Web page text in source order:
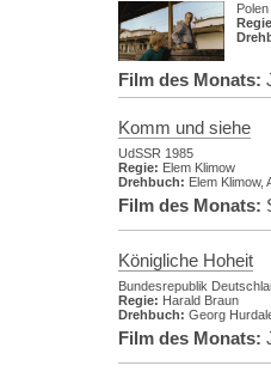
Film des Monats:
Komm und siehe
UdSSR 1985
Regie: Elem Klimow
Drehbuch: Elem Klimow,
Film des Monats:
Königliche Hoheit
Bundesrepublik
Regie: Harald Braun
Drehbuch: Georg
Film des Monats: